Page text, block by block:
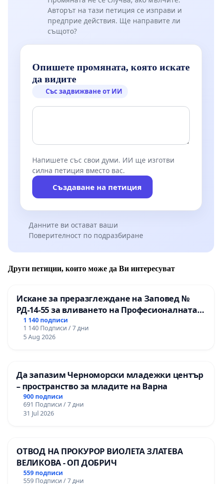
историята й да има щастлив край. И скоро кошмарът
й да свърши.
Авторът на тази петиция се изправи и
предприе действия. Ще направите ли
същото?
Опишете промяната, която искате
да видите
Със задвижване от ИИ
Напишете със свои думи. ИИ ще изготви
силна петиция вместо вас.
Създаване на петиция
Данните ви остават ваши
Поверителност по подразбиране
Други петиции, които може да Ви интересуват
Искане за преразглеждане на Заповед №
РД-14-55 за вливането на Професионалната
гимназия по промишлени технологии в
Професионалната гимназия по икономика и
мениджмънт – гр. Пазарджик
1 140 подписи
1 140 Подписи / 7 дни
5 Aug 2026
Да запазим Черноморски младежки център
– пространство за младите на Варна
900 подписи
691 Подписи / 7 дни
31 Jul 2026
ОТВОД НА ПРОКУРОР ВИОЛЕТА ЗЛАТЕВА
ВЕЛИКОВА - ОП ДОБРИЧ
559 подписи
559 Подписи / 7 дни